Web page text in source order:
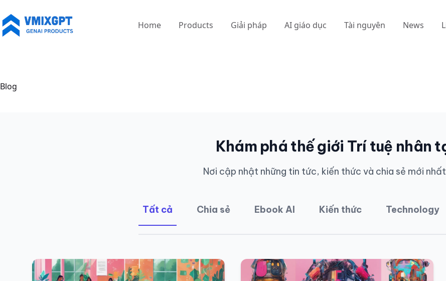
đến
phần
Home Products Giải pháp AI giáo dục Tài nguyên News
Blog
Khám phá thế giới Trí tuệ nhân
Nơi cập nhật những tin tức, kiến thức và chia sẻ mới nhất
Tất cả Chia sẻ Ebook AI Kiến thức Technology